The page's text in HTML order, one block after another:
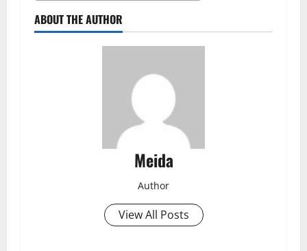
ABOUT THE AUTHOR
Meida
Author
View All Posts